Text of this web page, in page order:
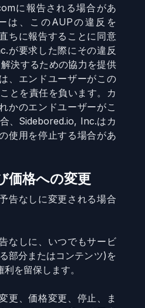
に報告される場合があ
は、このAUPの違反を
ちに報告することに同意
が要求した際にその違反
決するための協力を提供
、エンドユーザーがこの
とを責任を負います。カ
かのエンドユーザーがこ
、Sidebored.io, Inc.はカ
使用を停止する場合があ
価格への変更
告なしに変更される場合
なしに、いつでもサービ
部分またはコンテンツ)を
を留保します。
更、価格変更、停止、ま